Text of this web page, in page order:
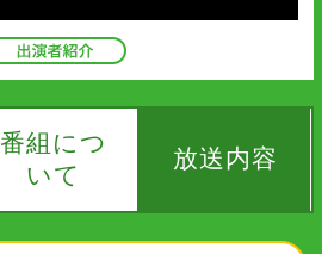
番組につ
いて
放送内容